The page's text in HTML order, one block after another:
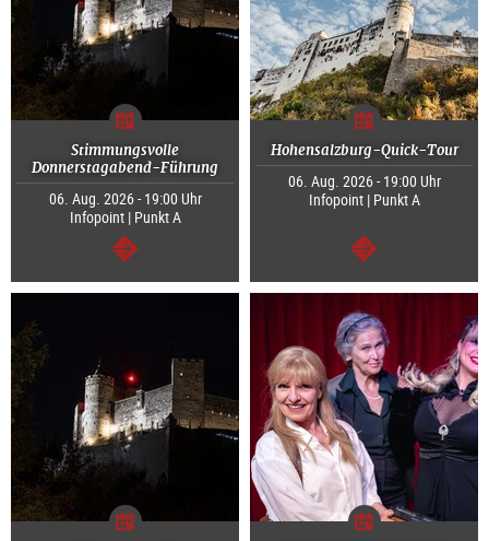
Stimmungsvolle
Donnerstagabend-Führung
06. Aug. 2026 - 19:00 Uhr
Infopoint | Punkt A
weiter
Hohensalzburg-Quick-Tour
06. Aug. 2026 - 19:00 Uhr
Infopoint | Punkt A
weiter